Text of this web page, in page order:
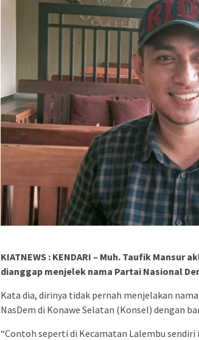
KIATNEWS : KENDARI – Muh. Taufik
dianggap menjelek nama Partai Nasional
Kata dia, dirinya tidak pernah menjelakan
NasDem di Konawe Selatan (Konsel) dengan
“Contoh seperti di Kecamatan Lalembu